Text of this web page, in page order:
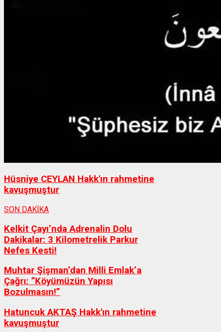
Hüsniye CEYLAN Hakk'ın rahmetine
kavuşmuştur
SON DAKİKA
Kelkit Çayı’nda Adrenalin Dolu
Dakikalar: 3 Kilometrelik Parkur
Nefes Kesti!
Muhtar Şişman’dan Milli Emlak’a
Çağrı: “Köyümüzün Yapısı
Bozulmasın!”
Hatuncuk AKTAŞ Hakk'ın rahmetine
kavuşmuştur